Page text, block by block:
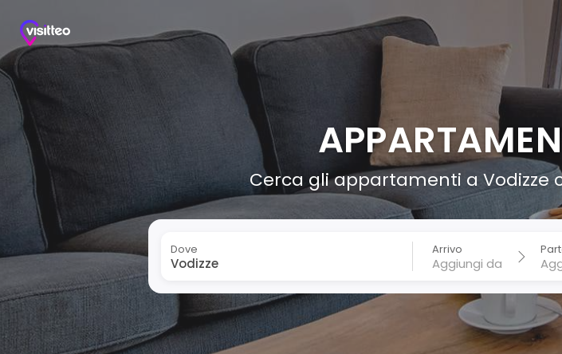
Cerca gli appartamenti a Vodizze
Dove Arrivo